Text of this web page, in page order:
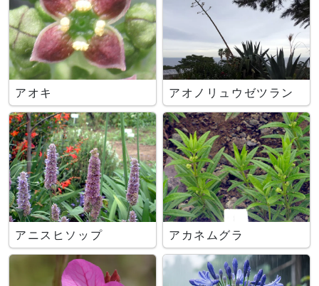
アオキ アオノリュウゼツラン
アニスヒソップ アカネムグラ